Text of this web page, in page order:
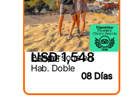
DESDE
USD 1,548
Por persona en
Hab. Doble
08 Días